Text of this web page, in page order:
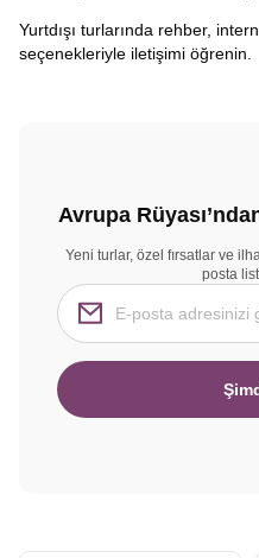
Yurtdışı turlarında rehber,
seçenekleriyle iletişimi öğrenin.
Avrupa
Yeni turlar, özel fırsatlar ve
posta